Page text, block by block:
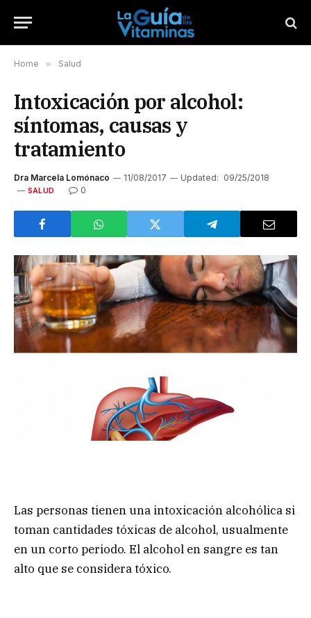
Home » Salud
Intoxicación por alcohol:
síntomas, causas y
tratamiento
Dra Marcela Lomónaco 11/08/2017 Updated: 09/25/2018
SALUD 0
Las personas tienen una intoxicación alcohólica si
toman cantidades tóxicas de alcohol, usualmente
en un corto periodo. El alcohol en sangre es tan
alto que se considera tóxico.